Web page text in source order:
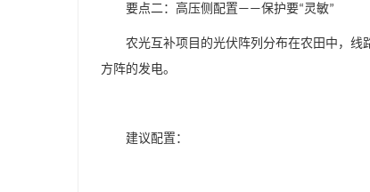
要点二：高压侧配置——保护要“灵敏”
农光互补项目的光伏阵列分布在农田中，
方阵的发电。
建议配置：